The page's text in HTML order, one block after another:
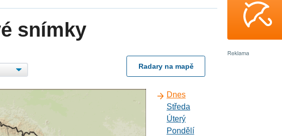
snímky
Radary na mapě
Dnes
Středa
Úterý
Pondělí